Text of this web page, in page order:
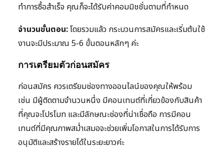
ทำการซื้อสำเร็จ คุณก็จะได้รับค่าคอมมิชชั่นตามที่กำหนด
จำนวนขั้นตอน:โดยรวมแล้ว กระบวนการสมัครและเริ่มต้นใช้
งานจะมีประมาณ 5-6 ขั้นตอนหลักๆ ค่ะ
การเตรียมตัวก่อนสมัคร
ก่อนสมัคร ควรเตรียมช่องทางออนไลน์ของคุณให้พร้อม
เช่น มีผู้ติดตามจำนวนหนึ่ง มีคอนเทนต์ที่เกี่ยวข้องกับสินค้า
ที่คุณจะโปรโมท และมีลักษณะช่องที่น่าเชื่อถือ การมีคอน
เทนต์ที่มีคุณภาพสม่ำเสมอจะช่วยเพิ่มโอกาสในการได้รับการ
อนุมัติและสร้างรายได้ในระยะยาวค่ะ